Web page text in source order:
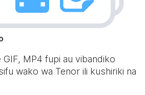
GIF, MP4 fupi au vibandiko
wako wa Tenor ili kushiriki na